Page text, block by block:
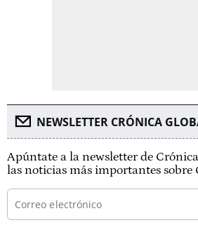
NEWSLETTER CRÓNICA
Apúntate a la newsletter de
las noticias más importantes sobre